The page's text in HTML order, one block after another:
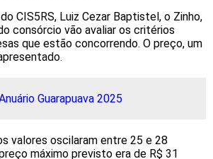
CIS5RS, Luiz Cezar Baptistel, o Zinho,
consórcio vão avaliar os critérios
que estão concorrendo. O preço, um
valores oscilaram entre 25 e 28
máximo previsto era de R$ 31